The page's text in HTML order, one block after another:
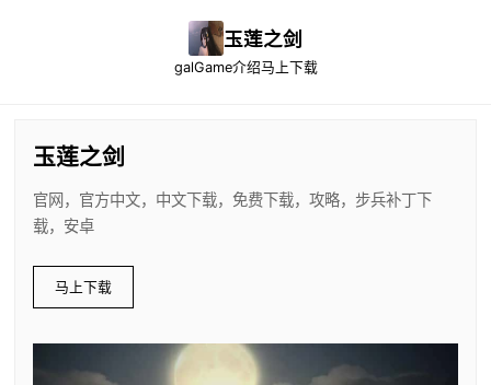
玉莲之剑
galGame介绍马上下载
玉莲之剑
官网，官方中文，中文下载，免费下载，攻略，步兵补丁下
载，安卓
马上下载